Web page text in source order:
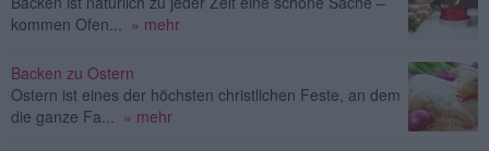
kommen Ofen...
» mehr
Backen zu Ostern
Ostern ist eines der höchsten christlichen Feste, an dem
die ganze Fa...
» mehr